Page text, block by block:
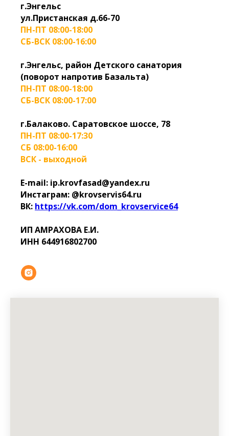
г.Энгельс
ул.Пристанская д.66-70
ПН-ПТ 08:00-18:00
СБ-ВСК 08:00-16:00
г.Энгельс, район Детского санатория
(поворот напротив Базальта)
ПН-ПТ 08:00-18:00
СБ-ВСК 08:00-17:00
г.Балаково. Саратовское шоссе, 78
ПН-ПТ 08:00-17:30
СБ 08:00-16:00
ВСК - выходной
E-mail: ip.krovfasad@yandex.ru
Инстаграм: @krovservis64.ru
ВК: https://vk.com/dom_krovservice64
ИП АМРАХОВА Е.И.
ИНН 644916802700